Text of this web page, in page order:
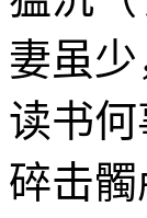
妻虽
读书
碎击